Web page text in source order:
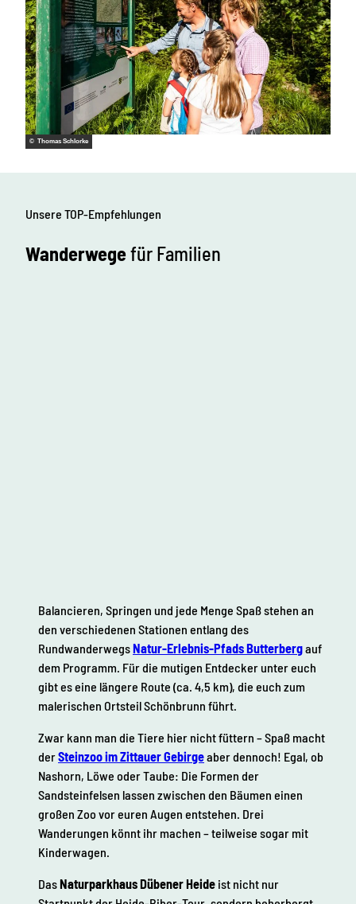
© Thomas Schlorke
Unsere TOP-Empfehlungen
Wanderwegefür Familien
Balancieren, Springen und jede Menge Spaß stehen an
den verschiedenen Stationen entlang des
RundwanderwegsNatur-Erlebnis-Pfads Butterbergauf
dem Programm. Für die mutigen Entdecker unter euch
gibt es eine längere Route (ca. 4,5 km), die euch zum
malerischen Ortsteil Schönbrunn führt.
Zwar kann man die Tiere hier nicht füttern – Spaß macht
derSteinzoo im Zittauer Gebirgeaber dennoch! Egal, ob
Nashorn, Löwe oder Taube: Die Formen der
Sandsteinfelsen lassen zwischen den Bäumen einen
großen Zoo vor euren Augen entstehen. Drei
Wanderungen könnt ihr machen – teilweise sogar mit
Kinderwagen.
DasNaturparkhaus Dübener Heide ist nicht nur